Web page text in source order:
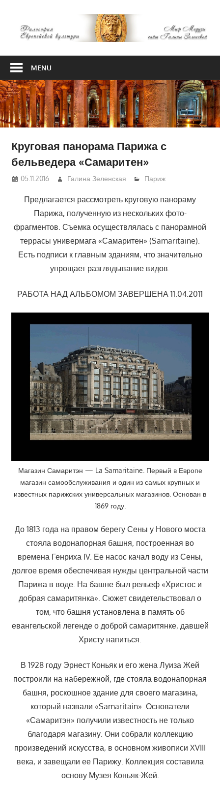
content
Европейской
MENU
Круговая панорама Парижа с
бельведера «Самаритен»
05.11.2016 Галина Зеленская Париж
Предлагается рассмотреть круговую панораму
Парижа, полученную из нескольких фото-
фрагментов. Съемка осуществлялась с панорамной
террасы универмага «Самаритен» (Samaritaine).
Есть подписи к главным зданиям, что значительно
упрощает разглядывание видов.
РАБОТА НАД АЛЬБОМОМ ЗАВЕРШЕНА 11.04.2011
Магазин Самаритэн — La Samaritaine. Первый в Европе
магазин самообслуживания и один из самых крупных и
известных парижских универсальных магазинов. Основан в
1869 году.
До 1813 года на правом берегу Сены у Нового моста
стояла водонапорная башня, построенная во
времена Генриха IV. Ее насос качал воду из Сены,
долгое время обеспечивая нужды центральной части
Парижа в воде. На башне был рельеф «Христос и
добрая самаритянка». Сюжет свидетельствовал о
том, что башня установлена в память об
евангельской легенде о доброй самаритянке, давшей
Христу напиться.
В 1928 году Эрнест Коньяк и его жена Луиза Жей
построили на набережной, где стояла водонапорная
башня, роскошное здание для своего магазина,
который назвали «Samaritain». Основатели
«Самаритэн» получили известность не только
благодаря магазину. Они собрали коллекцию
произведений искусства, в основном живописи XVIII
века, и завещали ее Парижу. Коллекция составила
основу Музея Коньяк-Жей.